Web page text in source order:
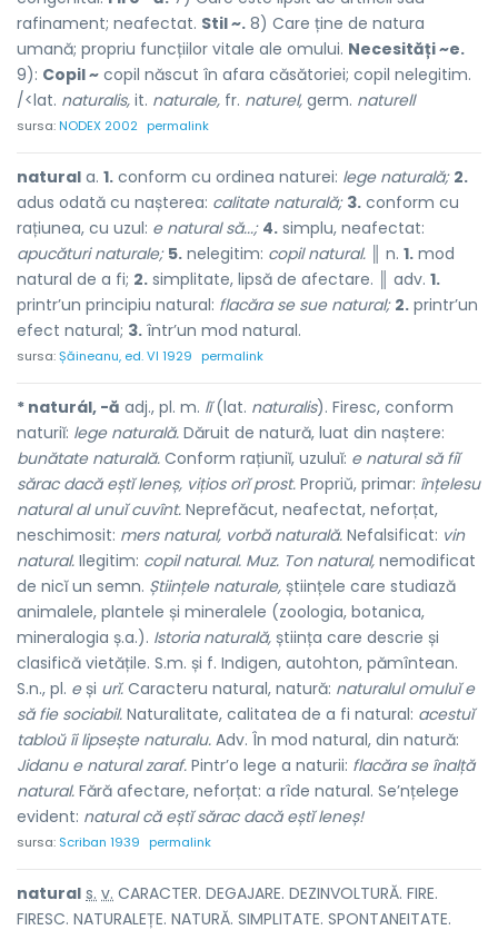
rafinament; neafectat. Stil ~. 8) Care ține de natura
umană; propriu funcțiilor vitale ale omului. Necesități ~e.
9): Copil ~ copil născut în afara căsătoriei; copil nelegitim.
/<lat. naturalis, it. naturale, fr. naturel, germ. naturell
sursa:NODEX 2002 permalink
natural a. 1. conform cu ordinea naturei: lege naturală; 2.
adus odată cu nașterea: calitate naturală; 3. conform cu
rațiunea, cu uzul: e natural să...; 4. simplu, neafectat:
apucături naturale; 5. nelegitim: copil natural. ║ n. 1. mod
natural de a fi; 2. simplitate, lipsă de afectare. ║ adv. 1.
printr’un principiu natural: flacăra se sue natural; 2. printr’un
efect natural; 3. într’un mod natural.
sursa:Șăineanu, ed. VI 1929 permalink
* naturál, -ă adj., pl. m. lĭ(lat. naturalis). Firesc, conform
naturiĭ: lege naturală. Dăruit de natură, luat din naștere:
bunătate naturală. Conform rațiuniĭ, uzuluĭ: e natural să fiĭ
sărac dacă eștĭ leneș, vițios orĭ prost. Propriŭ, primar: înțelesu
natural al unuĭ cuvînt. Neprefăcut, neafectat, neforțat,
neschimosit: mers natural, vorbă naturală. Nefalsificat: vin
natural. Ilegitim: copil natural. Muz. Ton natural, nemodificat
de nicĭ un semn. Științele naturale, științele care studiază
animalele, plantele și mineralele (zoologia, botanica,
mineralogia ș.a.). Istoria naturală, știința care descrie și
clasifică vietățile. S.m. și f. Indigen, autohton, pămîntean.
S.n., pl. eși urĭ. Caracteru natural, natură: naturalul omuluĭ e
să fie sociabil. Naturalitate, calitatea de a fi natural: acestuĭ
tabloŭ îi lipsește naturalu. Adv. În mod natural, din natură:
Jidanu e natural zaraf. Pintr’o lege a naturii: flacăra se înalță
natural. Fără afectare, neforțat: a rîde natural. Se’nțelege
evident: natural că eștĭ sărac dacă eștĭ leneș!
sursa: Scriban 1939 permalink
natural s. v. CARACTER. DEGAJARE. DEZINVOLTURĂ. FIRE.
FIRESC. NATURALEȚE. NATURĂ. SIMPLITATE. SPONTANEITATE.